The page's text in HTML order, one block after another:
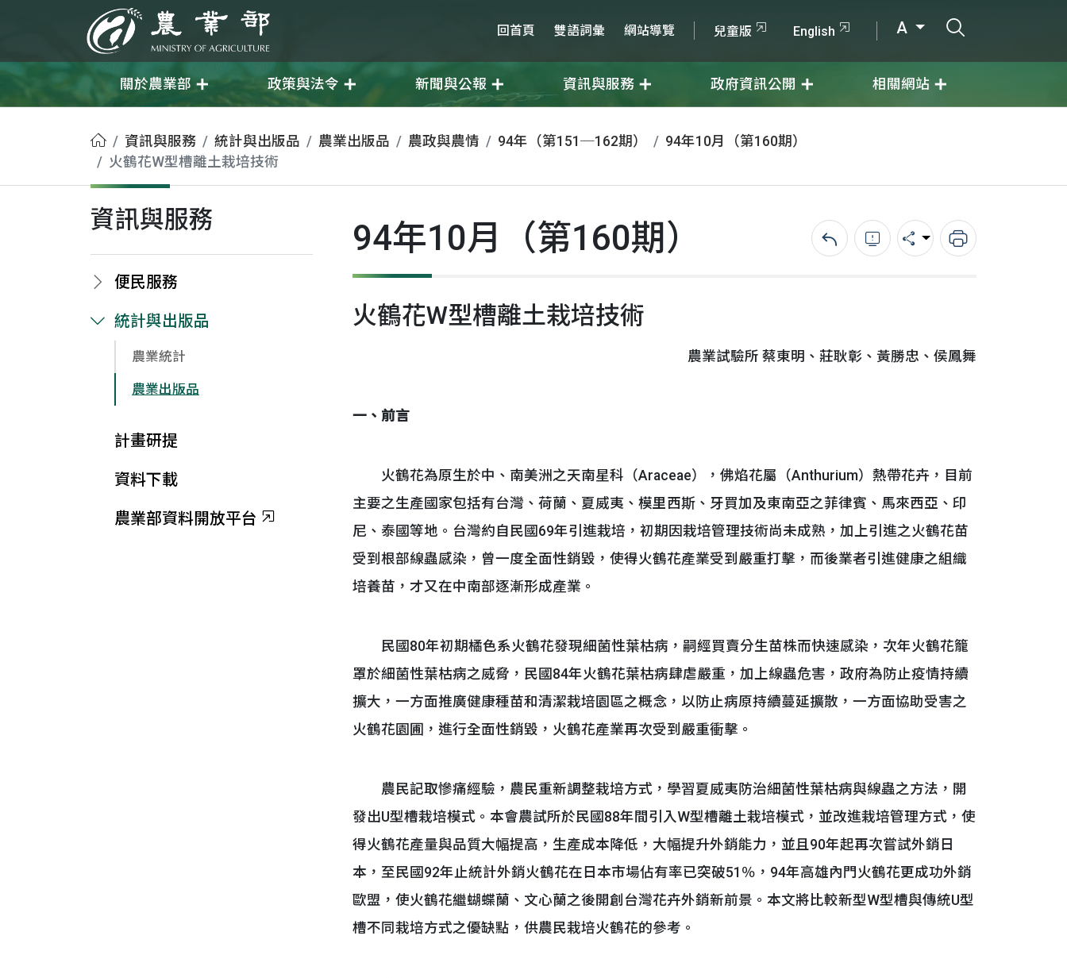
農業部 回首頁 雙語詞彙 網站導覽 兒童版 English A
關於農業部 政策與法令 新聞與公報 資訊與服務 政府資訊公開 相關網站
首頁資訊與服務 統計與出版品 農業出版品 農政與農情 94年（第151─162期）
94年10月（第160期）
火鶴花W型槽離土栽培技術
資訊與服務
便民服務
統計與出版品
農業統計
農業出版品
計畫研提
資料下載
農業部資料開放平台
94年10月（第160期） 回上一頁錯誤回報分享 列印
火鶴花W型槽離土栽培技術
農業試驗所 蔡東明、莊耿彰、黃勝忠、侯鳳舞
一、前言
火鶴花為原生於中、南美洲之天南星科（Araceae），佛焰花屬（Anthurium）熱帶花卉，目前
主要之生產國家包括有台灣、荷蘭、夏威夷、模里西斯、牙買加及東南亞之菲律賓、馬來西亞、印
尼、泰國等地。台灣約自民國69年引進栽培，初期因栽培管理技術尚未成熟，加上引進之火鶴花苗
受到根部線蟲感染，曾一度全面性銷毀，使得火鶴花產業受到嚴重打擊，而後業者引進健康之組織
培養苗，才又在中南部逐漸形成產業。
民國80年初期橘色系火鶴花發現細菌性葉枯病，嗣經買賣分生苗株而快速感染，次年火鶴花籠
罩於細菌性葉枯病之威脅，民國84年火鶴花葉枯病肆虐嚴重，加上線蟲危害，政府為防止疫情持續
擴大，一方面推廣健康種苗和清潔栽培園區之概念，以防止病原持續蔓延擴散，一方面協助受害之
火鶴花園圃，進行全面性銷毀，火鶴花產業再次受到嚴重衝擊。
農民記取慘痛經驗，農民重新調整栽培方式，學習夏威夷防治細菌性葉枯病與線蟲之方法，開
發出U型槽栽培模式。本會農試所於民國88年間引入W型槽離土栽培模式，並改進栽培管理方式，使
得火鶴花產量與品質大幅提高，生產成本降低，大幅提升外銷能力，並且90年起再次嘗試外銷日
本，至民國92年止統計外銷火鶴花在日本市場佔有率已突破51％，94年高雄內門火鶴花更成功外銷
歐盟，使火鶴花繼蝴蝶蘭、文心蘭之後開創台灣花卉外銷新前景。本文將比較新型W型槽與傳統U型
槽不同栽培方式之優缺點，供農民栽培火鶴花的參考。